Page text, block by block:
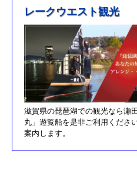
H30/11/7釣果情報更新しました
H30/9/30臨時休業のお知らせ
H30/9/24釣果情報更新しました
H30/7/21釣果情報更新しまし
H30/4/21釣果情報更新しました
H30/3/3釣果情報更新しました
H30/2/17釣果情報更新しました
H30/2/8釣果情報更新しました
H29/12/10オーナズカップ更新
レークウエスト観光
滋賀県の琵琶湖での観光なら瀬
丸」遊覧船を是非ご利用くださ
案内します。